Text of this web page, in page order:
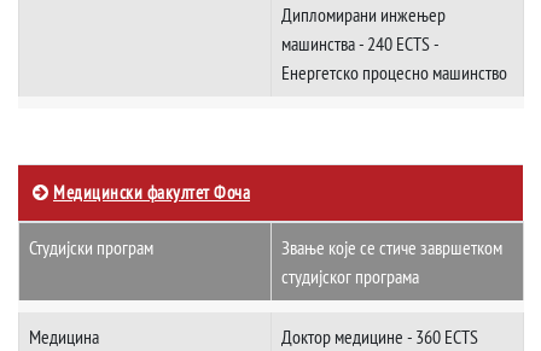
Дипломирани инжењер
машинства - 240 ECTS -
Енергетско процесно машинство
Медицински факултет Фоча
Студијски програм
Звање које се стиче завршетком
студијског програма
Медицина Доктор медицине - 360 ECTS